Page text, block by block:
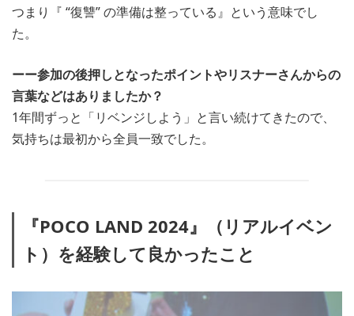
つまり『 “復讐” の準備は整っている』という意味でし
た。
ーー参加の後押しとなったポイントやリスナーさんからの
言葉などはありましたか？
1年間ずっと「リベンジしよう」と言い続けてきたので、
気持ちは最初から全員一致でした。
『POCO LAND 2024』（リアルイベン
ト）を経験して良かったこと